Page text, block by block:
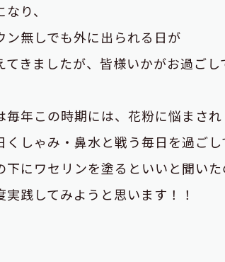
り、
ン無しでも外に出られる日が
てきましたが、皆様いかがお過ごし
毎年この時期には、花粉に悩まされ
くしゃみ・鼻水と戦う毎日を過ごし
下にワセリンを塗るといいと聞いた
実践してみようと思います！！